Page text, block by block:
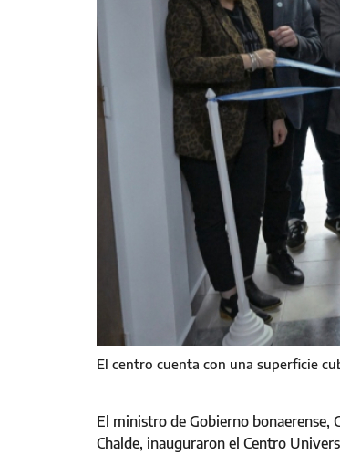
El centro cuenta con una superficie
El ministro de Gobierno bonaerense,
Chalde, inauguraron el Centro